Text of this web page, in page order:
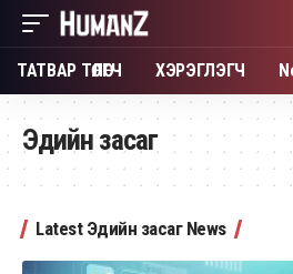
ТАТВАР ТӨЛӨГЧ ХЭРЭГЛЭГЧ
Эдийн засаг
Latest Эдийн засаг News